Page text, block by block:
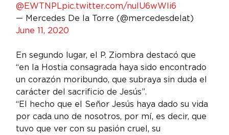
@EWTNPLpic.twitter.com/nuIU6wWli6
— Mercedes De la Torre (@mercedesdelat)
June 11, 2020
En segundo lugar, el P. Ziombra destacó que
“en la Hostia consagrada haya sido encontrado
un corazón moribundo, que subraya sin duda el
carácter del sacrificio de Jesús”.
“El hecho que el Señor Jesús haya dado su vida
por cada uno de nosotros, por mí, es decir, que
tuvo que ver con su pasión cruel, su